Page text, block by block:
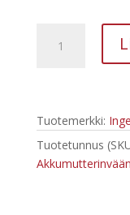
Mutterinväännin
Tuotemerkki:
Tuotetunnus